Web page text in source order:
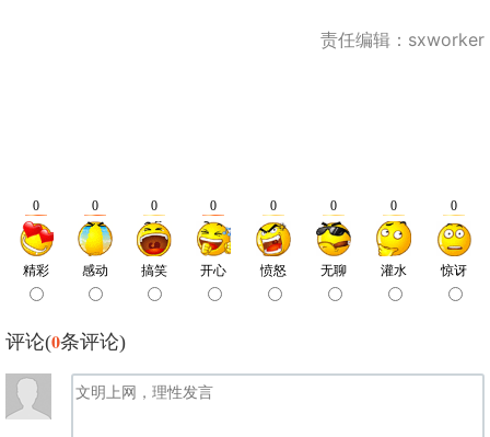
责任编辑：sxworker
评论(0条评论)